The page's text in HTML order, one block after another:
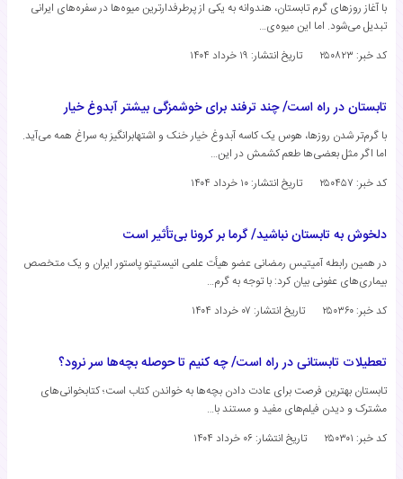
با آغاز روزهای گرم تابستان، هندوانه به یکی از پرطرفدارترین میوه‌ها در سفره‌های ایرانی
تبدیل می‌شود. اما این میوه‌ی…
کد خبر: ۲۵۰۸۲۳
تاریخ انتشار: ۱۹ خرداد ۱۴۰۴
تابستان در راه است/ چند ترفند برای خوشمزگی بیشتر آبدوغ خیار
با گرم‌تر شدن روزها، هوس یک کاسه آبدوغ خیار خنک و اشتهابرانگیز به سراغ همه می‌آید.
اما اگر مثل بعضی‌ها طعم کشمش در این…
کد خبر: ۲۵۰۴۵۷
تاریخ انتشار: ۱۰ خرداد ۱۴۰۴
دلخوش به تابستان نباشید/ گرما بر کرونا بی‌تأثیر است
در همین رابطه آمیتیس رمضانی عضو هیأت علمی انیستیتو پاستور ایران و یک متخصص
بیماری‌های عفونی بیان کرد: با توجه به گرم…
کد خبر: ۲۵۰۳۶۰
تاریخ انتشار: ۰۷ خرداد ۱۴۰۴
تعطیلات تابستانی در راه است/ چه کنیم تا حوصله بچه‌ها سر نرود؟
تابستان بهترین فرصت برای عادت دادن بچه‌ها به خواندن کتاب است؛ کتابخوانی‌های
مشترک و دیدن فیلم‌های مفید و مستند با…
کد خبر: ۲۵۰۳۰۱
تاریخ انتشار: ۰۶ خرداد ۱۴۰۴